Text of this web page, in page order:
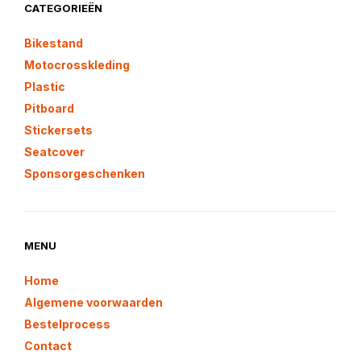
CATEGORIEËN
Bikestand
Motocrosskleding
Plastic
Pitboard
Stickersets
Seatcover
Sponsorgeschenken
MENU
Home
Algemene voorwaarden
Bestelprocess
Contact